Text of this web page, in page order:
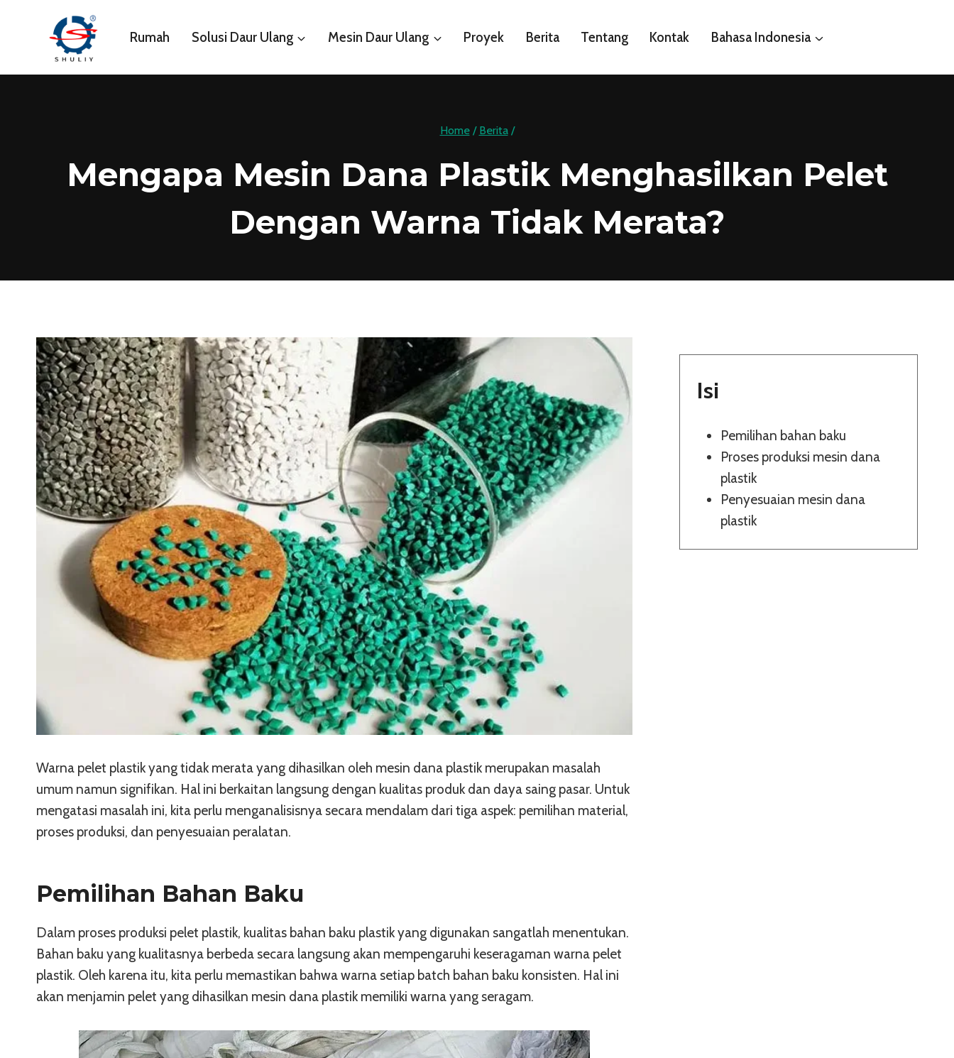
Rumah Solusi Daur Ulang Mesin Daur Ulang Proyek Berita Tentang Kontak Bahasa Indonesia
Home / Berita /
Mengapa Mesin Dana Plastik Menghasilkan Pelet
Dengan Warna Tidak Merata?
Warna pelet plastik yang tidak merata yang dihasilkan oleh mesin dana plastik merupakan masalah
umum namun signifikan. Hal ini berkaitan langsung dengan kualitas produk dan daya saing pasar. Untuk
mengatasi masalah ini, kita perlu menganalisisnya secara mendalam dari tiga aspek: pemilihan material,
proses produksi, dan penyesuaian peralatan.
Pemilihan Bahan Baku
Dalam proses produksi pelet plastik, kualitas bahan baku plastik yang digunakan sangatlah menentukan.
Bahan baku yang kualitasnya berbeda secara langsung akan mempengaruhi keseragaman warna pelet
plastik. Oleh karena itu, kita perlu memastikan bahwa warna setiap batch bahan baku konsisten. Hal ini
akan menjamin pelet yang dihasilkan mesin dana plastik memiliki warna yang seragam.
Isi
Pemilihan bahan baku
Proses produksi mesin dana
plastik
Penyesuaian mesin dana
plastik